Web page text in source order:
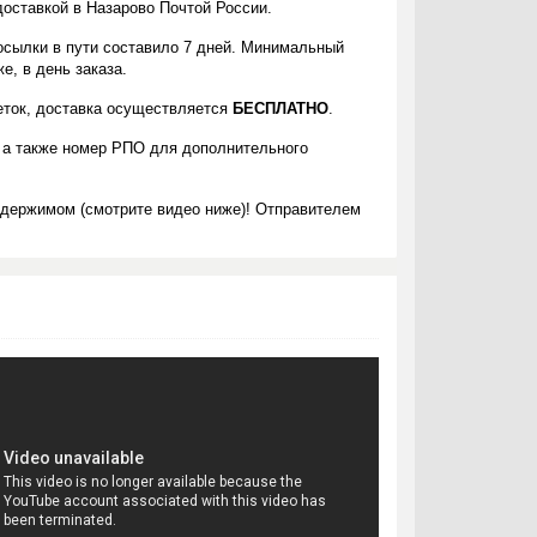
в Назарово Почтой России.
в пути составило 7 дней. Минимальный
в день заказа.
доставка осуществляется БЕСПЛАТНО.
также номер РПО для дополнительного
(смотрите видео ниже)! Отправителем